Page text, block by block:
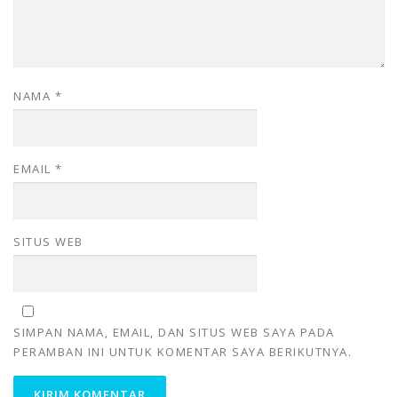
NAMA *
EMAIL *
SITUS WEB
SIMPAN NAMA, EMAIL, DAN SITUS WEB SAYA PADA
PERAMBAN INI UNTUK KOMENTAR SAYA BERIKUTNYA.